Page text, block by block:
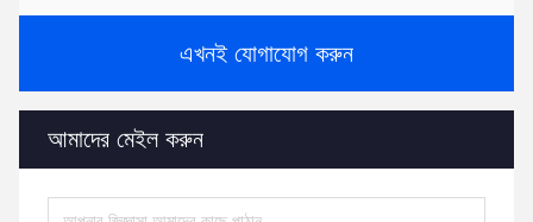
এখনই যোগাযোগ করুন
আমাদের মেইল করুন